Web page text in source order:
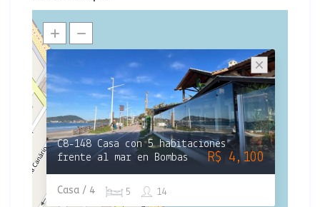
C8-148 Casa con 5 habitaciones
frente al mar en Bombas
Casa / 4 14
5
R$ 4,100